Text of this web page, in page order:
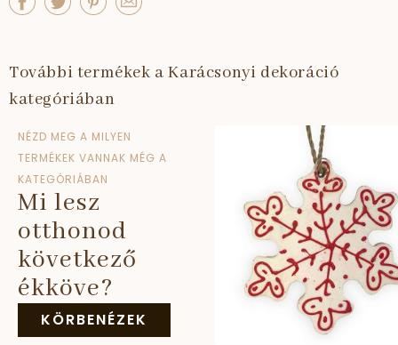
További termékek a Karácsonyi dekoráció
kategóriában
NÉZD MEG A MILYEN
TERMÉKEK VANNAK MÉG A
KATEGÓRIÁBAN
Mi lesz
otthonod
következő
ékköve?
KÖRBENÉZEK